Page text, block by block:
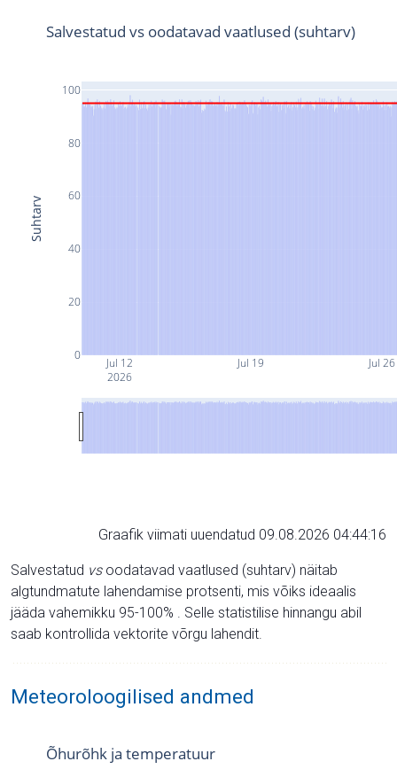
Jul 12
2026
Jul 19 Jul 26
0
20
40
60
80
100
Salvestatud vs oodatavad vaatlused (suhtarv)
Suhtarv
Graafik viimati uuendatud 09.08.2026 04:44:16
Salvestatud vsoodatavad vaatlused (suhtarv) näitab
algtundmatute lahendamise protsenti, mis võiks ideaalis
jääda vahemikku 95-100% . Selle statistilise hinnangu abil
saab kontrollida vektorite võrgu lahendit.
Meteoroloogilised andmed
Õhurõhk ja temperatuur